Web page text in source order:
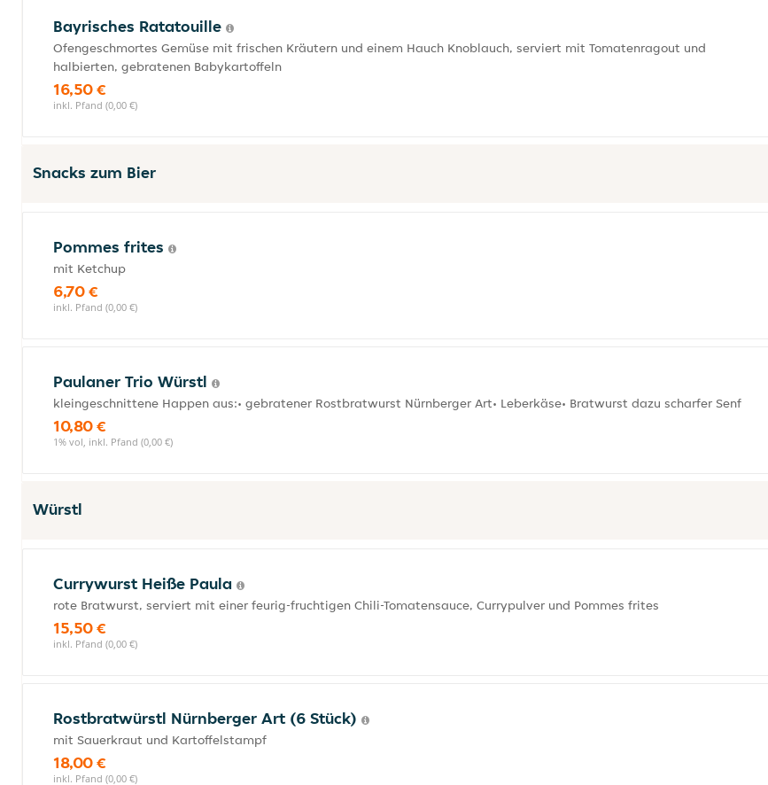
Bayrisches Ratatouille
Ofengeschmortes Gemüse mit frischen Kräutern und einem Hauch Knoblauch, serviert mit Tomatenragout und
halbierten, gebratenen Babykartoffeln
16,50 €
inkl. Pfand (0,00 €)
Snacks zum Bier
Pommes frites
mit Ketchup
6,70 €
inkl. Pfand (0,00 €)
Paulaner Trio Würstl
kleingeschnittene Happen aus:• gebratener Rostbratwurst Nürnberger Art• Leberkäse• Bratwurst dazu scharfer Senf
10,80 €
1% vol, inkl. Pfand (0,00 €)
Würstl
Currywurst Heiße Paula
rote Bratwurst, serviert mit einer feurig-fruchtigen Chili-Tomatensauce, Currypulver und Pommes frites
15,50 €
inkl. Pfand (0,00 €)
Rostbratwürstl Nürnberger Art (6 Stück)
mit Sauerkraut und Kartoffelstampf
18,00 €
inkl. Pfand (0,00 €)